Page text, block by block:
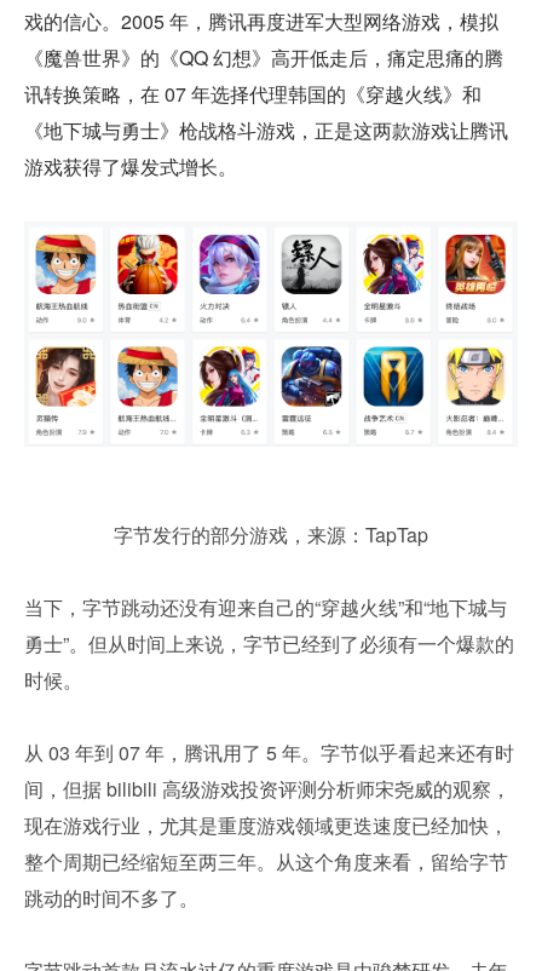
戏的信心。2005 年，腾讯再度进军大型网络游戏，模拟
《魔兽世界》的《QQ 幻想》高开低走后，痛定思痛的腾
讯转换策略，在 07 年选择代理韩国的《穿越火线》和
《地下城与勇士》枪战格斗游戏，正是这两款游戏让腾讯
游戏获得了爆发式增长。
字节发行的部分游戏，来源：TapTap
当下，字节跳动还没有迎来自己的“穿越火线”和“地下城与
勇士”。但从时间上来说，字节已经到了必须有一个爆款的
时候。
从 03 年到 07 年，腾讯用了 5 年。字节似乎看起来还有时
间，但据 bilibili 高级游戏投资评测分析师宋尧威的观察，
现在游戏行业，尤其是重度游戏领域更迭速度已经加快，
整个周期已经缩短至两三年。从这个角度来看，留给字节
跳动的时间不多了。